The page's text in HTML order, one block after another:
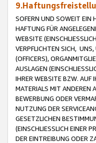
SOFERN UND SOWEIT EIN
HAFTUNG FÜR
WEBSITE
VERPFLICHTEN SICH,
(OFFICERS),
AUSLAGEN
IHRER WEBSITE BZW. AUF
MATERIALS MIT ANDEREN
BEWERBUNG ODER
NUTZUNG DER
GESETZLICHEN
(EINSCHLIESSLICH EINER
DER EINTREIBUNG ODER